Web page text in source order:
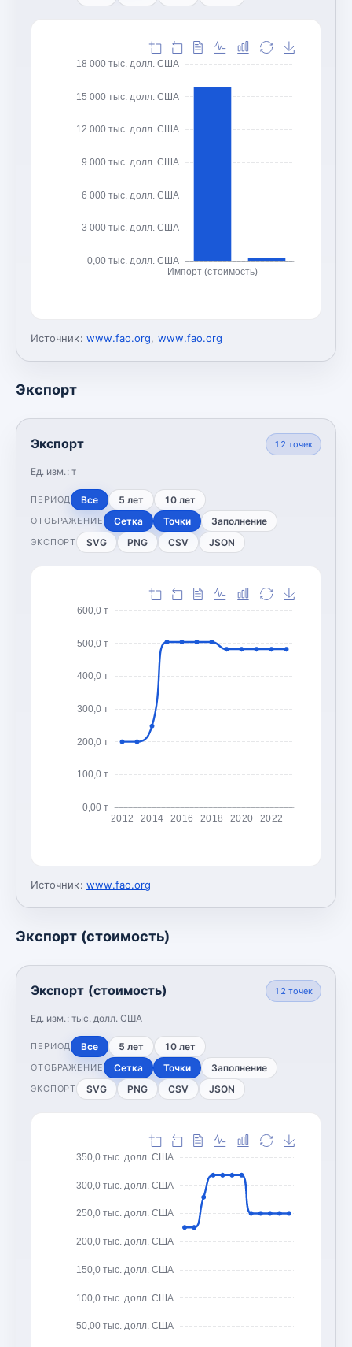
0,00 тыс. долл. США
3 000 тыс. долл. США
6 000 тыс. долл. США
9 000 тыс. долл. США
12 000 тыс. долл. США
15 000 тыс. долл. США
18 000 тыс. долл. США
Импорт (стоимость)
Источник: www.fao.org, www.fao.org
Экспорт
Экспорт
Ед. изм.: т
12 точек
ПЕРИОД Все 5 лет 10 лет
ОТОБРАЖЕНИЕ Сетка Точки Заполнение
ЭКСПОРТ SVG PNG CSV JSON
0,00 т
100,0 т
200,0 т
300,0 т
400,0 т
500,0 т
600,0 т
2012 2014 2016 2018 2020 2022
Источник: www.fao.org
Экспорт (стоимость)
Экспорт (стоимость)
Ед. изм.: тыс. долл. США
12 точек
ПЕРИОД Все 5 лет 10 лет
ОТОБРАЖЕНИЕ Сетка Точки Заполнение
ЭКСПОРТ SVG PNG CSV JSON
50,00 тыс. долл. США
100,0 тыс. долл. США
150,0 тыс. долл. США
200,0 тыс. долл. США
250,0 тыс. долл. США
300,0 тыс. долл. США
350,0 тыс. долл. США